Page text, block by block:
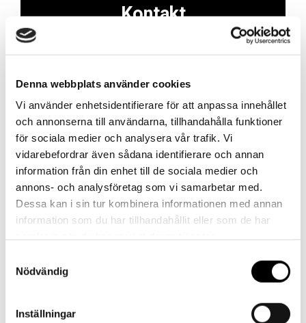
Denna webbplats använder cookies
Vi använder enhetsidentifierare för att anpassa innehållet
och annonserna till användarna, tillhandahålla funktioner
för sociala medier och analysera vår trafik. Vi
vidarebefordrar även sådana identifierare och annan
information från din enhet till de sociala medier och
annons- och analysföretag som vi samarbetar med.
Dessa kan i sin tur kombinera informationen med annan
information som du har tillhandahållit eller som de har
Nödvändig
Inställningar
Kontakt
Har du frågor eller behöver hjälp?
Vår kundtjänst är tillgänglig Mån – Fre: 07:30 –
16:30
Kontakt
Referenser